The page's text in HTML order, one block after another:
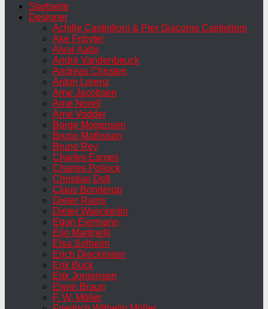
Startseite
Designer
Achille Castiglioni & Pier Giacomo Castiglioni
Ake Fribyter
Alvar Aalto
André Vandenbeuck
Andreas Christen
Anton Lorenz
Arne Jacobsen
Arne Norell
Arne Vodder
Borge Mogensen
Bruno Mathsson
Bruno Rey
Charles Eames
Charles Pollock
Christian Dell
Claus Bonderup
Dieter Rams
Dieter Waeckerlin
Egon Eiermann
Elio Martinelli
Elsa Solheim
Erich Dieckmann
Erik Buck
Erik Jorgensen
Erwin Braun
F. W. Möller